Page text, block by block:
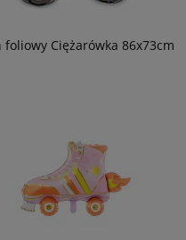
foliowy Ciężarówka 86x73cm